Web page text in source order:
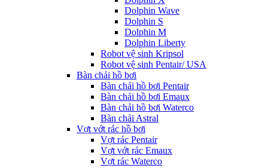
Dolphin Wave
Dolphin S
Dolphin M
Dolphin Liberty
Robot vệ sinh Kripsol
Robot vệ sinh Pentair/ USA
Bàn chải hồ bơi
Bàn chải hồ bơi Pentair
Bàn chải hồ bơi Emaux
Bàn chải hồ bơi Waterco
Bàn chải Astral
Vợt vớt rác hồ bơi
Vợt rác Pentair
Vợt vớt rác Emaux
Vợt rác Waterco